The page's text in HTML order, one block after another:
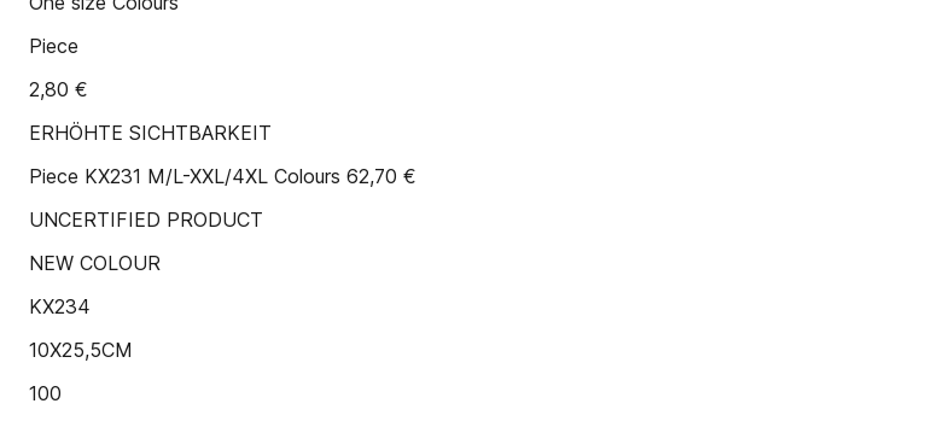
Piece
2,80 €
ERHÖHTE SICHTBARKEIT
Piece KX231 M/L-XXL/4XL Colours 62,70 €
UNCERTIFIED PRODUCT
NEW COLOUR
KX234
10X25,5CM
100